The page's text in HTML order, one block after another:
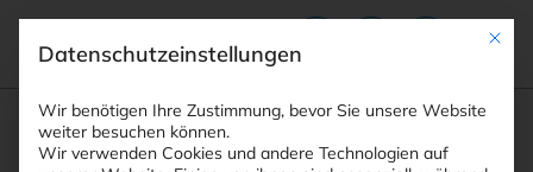
Suchfeld
Mit
Datenschutzeinstellungen
Wir benötigen Ihre Zustimmung, bevor Sie unsere Website
weiter besuchen können.
Wir verwenden Cookies und andere Technologien auf